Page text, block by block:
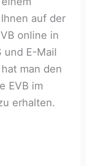
auf der
online in
und E-Mail
man den
EVB im
erhalten.